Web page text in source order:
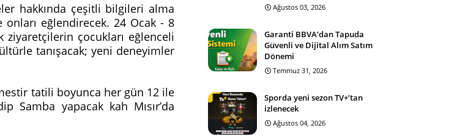
hakkında çeşitli bilgileri alma
eğlendirecek. 24 Ocak - 8
ziyaretçilerin çocukları eğlenceli
tanışacak; yeni deneyimler
tatili boyunca her gün 12 ile
Samba yapacak kah Mısır’da
Ağustos 03, 2026
Garanti BBVA’dan Tapuda
Güvenli ve Dijital Alım Satım
Dönemi
Temmuz 31, 2026
Sporda yeni sezon TV+’tan
izlenecek
Ağustos 04, 2026